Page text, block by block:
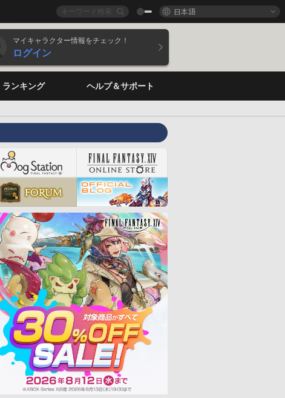
日本語
マイキャラクター情報をチェック！
ログイン
ランキング ヘルプ＆サポート